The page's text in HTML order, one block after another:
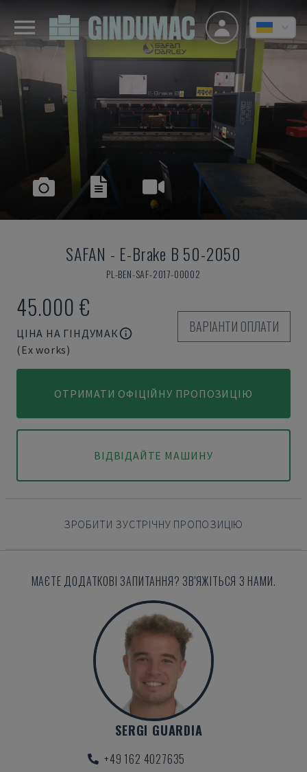
SAFAN - E-Brake B 50-2050
PL-BEN-SAF-2017-00002
45.000 €
ЦІНА НА ГІНДУМАК
(Ex works)
ВАРІАНТИ ОПЛАТИ
ОТРИМАТИ ОФІЦІЙНУ ПРОПОЗИЦІЮ
ВІДВІДАЙТЕ МАШИНУ
ЗРОБИТИ ЗУСТРІЧНУ ПРОПОЗИЦІЮ
МАЄТЕ ДОДАТКОВІ ЗАПИТАННЯ? ЗВ'ЯЖІТЬСЯ З НАМИ.
SERGI GUARDIA
+49 162 4027635